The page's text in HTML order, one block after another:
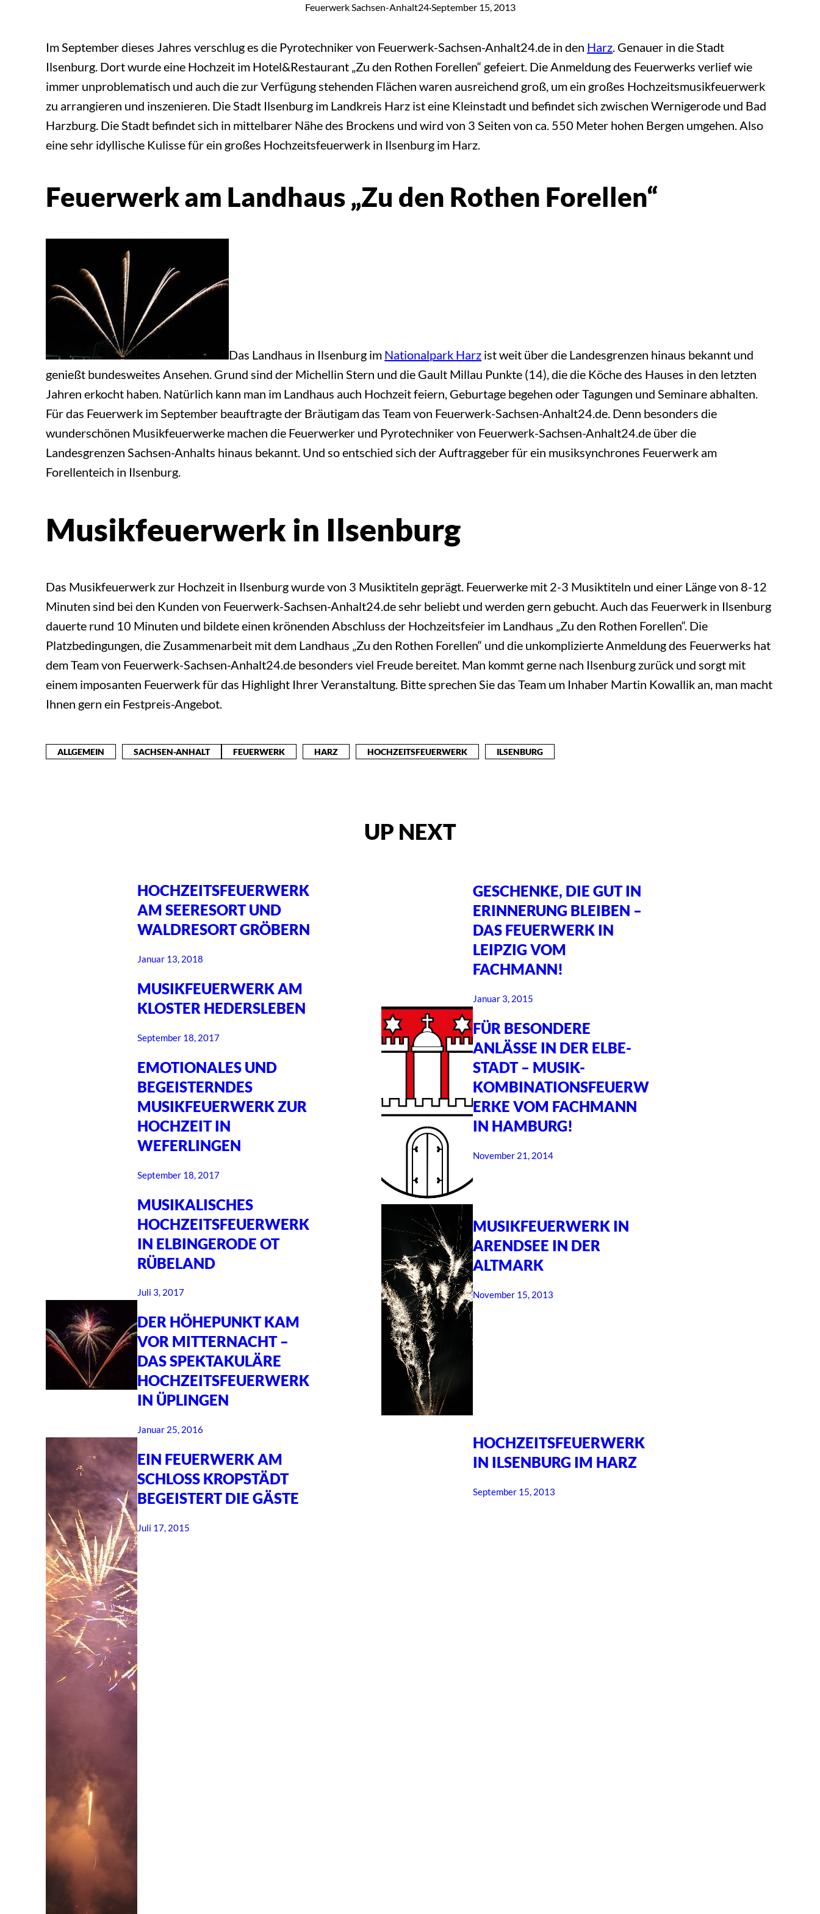
Feuerwerk Sachsen-Anhalt24·September 15, 2013
Im September dieses Jahres verschlug es die Pyrotechniker von Feuerwerk-Sachsen-Anhalt24.de in den Harz. Genauer in die Stadt
Ilsenburg. Dort wurde eine Hochzeit im Hotel&Restaurant „Zu den Rothen Forellen“ gefeiert. Die Anmeldung des Feuerwerks verlief wie
immer unproblematisch und auch die zur Verfügung stehenden Flächen waren ausreichend groß, um ein großes Hochzeitsmusikfeuerwerk
zu arrangieren und inszenieren. Die Stadt Ilsenburg im Landkreis Harz ist eine Kleinstadt und befindet sich zwischen Wernigerode und Bad
Harzburg. Die Stadt befindet sich in mittelbarer Nähe des Brockens und wird von 3 Seiten von ca. 550 Meter hohen Bergen umgehen. Also
eine sehr idyllische Kulisse für ein großes Hochzeitsfeuerwerk in Ilsenburg im Harz.
Feuerwerk am Landhaus „Zu den Rothen Forellen“
Das Landhaus in Ilsenburg im Nationalpark Harz ist weit über die Landesgrenzen hinaus bekannt und
genießt bundesweites Ansehen. Grund sind der Michellin Stern und die Gault Millau Punkte (14), die die Köche des Hauses in den letzten
Jahren erkocht haben. Natürlich kann man im Landhaus auch Hochzeit feiern, Geburtage begehen oder Tagungen und Seminare abhalten.
Für das Feuerwerk im September beauftragte der Bräutigam das Team von Feuerwerk-Sachsen-Anhalt24.de. Denn besonders die
wunderschönen Musikfeuerwerke machen die Feuerwerker und Pyrotechniker von Feuerwerk-Sachsen-Anhalt24.de über die
Landesgrenzen Sachsen-Anhalts hinaus bekannt. Und so entschied sich der Auftraggeber für ein musiksynchrones Feuerwerk am
Forellenteich in Ilsenburg.
Musikfeuerwerk in Ilsenburg
Das Musikfeuerwerk zur Hochzeit in Ilsenburg wurde von 3 Musiktiteln geprägt. Feuerwerke mit 2-3 Musiktiteln und einer Länge von 8-12
Minuten sind bei den Kunden von Feuerwerk-Sachsen-Anhalt24.de sehr beliebt und werden gern gebucht. Auch das Feuerwerk in Ilsenburg
dauerte rund 10 Minuten und bildete einen krönenden Abschluss der Hochzeitsfeier im Landhaus „Zu den Rothen Forellen“. Die
Platzbedingungen, die Zusammenarbeit mit dem Landhaus „Zu den Rothen Forellen“ und die unkomplizierte Anmeldung des Feuerwerks hat
dem Team von Feuerwerk-Sachsen-Anhalt24.de besonders viel Freude bereitet. Man kommt gerne nach Ilsenburg zurück und sorgt mit
einem imposanten Feuerwerk für das Highlight Ihrer Veranstaltung. Bitte sprechen Sie das Team um Inhaber Martin Kowallik an, man macht
Ihnen gern ein Festpreis-Angebot.
ALLGEMEIN SACHSEN-ANHALT FEUERWERK HARZ HOCHZEITSFEUERWERK ILSENBURG
UP NEXT
HOCHZEITSFEUERWERK
AM SEERESORT UND
WALDRESORT GRÖBERN
Januar 13, 2018
MUSIKFEUERWERK AM
KLOSTER HEDERSLEBEN
September 18, 2017
EMOTIONALES UND
BEGEISTERNDES
MUSIKFEUERWERK ZUR
HOCHZEIT IN
WEFERLINGEN
September 18, 2017
MUSIKALISCHES
HOCHZEITSFEUERWERK
IN ELBINGERODE OT
RÜBELAND
Juli 3, 2017
DER HÖHEPUNKT KAM
VOR MITTERNACHT –
DAS SPEKTAKULÄRE
HOCHZEITSFEUERWERK
IN ÜPLINGEN
Januar 25, 2016
EIN FEUERWERK AM
SCHLOSS KROPSTÄDT
BEGEISTERT DIE GÄSTE
Juli 17, 2015
GESCHENKE, DIE GUT IN
ERINNERUNG BLEIBEN –
DAS FEUERWERK IN
LEIPZIG VOM
FACHMANN!
Januar 3, 2015
FÜR BESONDERE
ANLÄSSE IN DER ELBE-
STADT – MUSIK-
KOMBINATIONSFEUERW
ERKE VOM FACHMANN
IN HAMBURG!
November 21, 2014
MUSIKFEUERWERK IN
ARENDSEE IN DER
ALTMARK
November 15, 2013
HOCHZEITSFEUERWERK
IN ILSENBURG IM HARZ
September 15, 2013